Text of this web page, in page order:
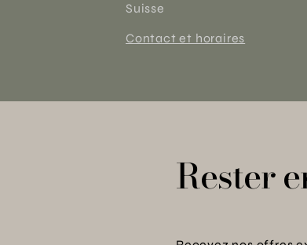
Suisse
Contact et horaires
Rester